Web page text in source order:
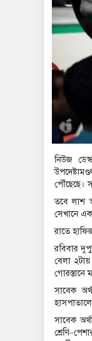
নিউজ
পৌঁছেছে।
তবে লাশ
সেখানে
রাতে
রবিবার
বেলা
গোরস্তানে
সাবেক
সাবেক